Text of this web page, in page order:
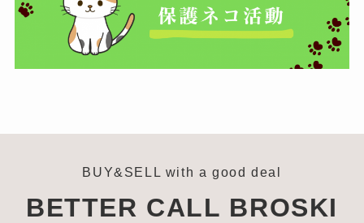
BUY&SELL with a good deal
BETTER CALL BROSKI